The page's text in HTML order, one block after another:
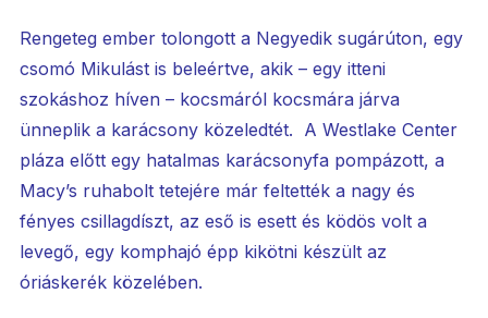
Rengeteg ember tolongott a Negyedik sugárúton, egy
csomó Mikulást is beleértve, akik – egy itteni
szokáshoz híven – kocsmáról kocsmára járva
ünneplik a karácsony közeledtét. A Westlake Center
pláza előtt egy hatalmas karácsonyfa pompázott, a
Macy’s ruhabolt tetejére már feltették a nagy és
fényes csillagdíszt, az eső is esett és ködös volt a
levegő, egy komphajó épp kikötni készült az
óriáskerék közelében.